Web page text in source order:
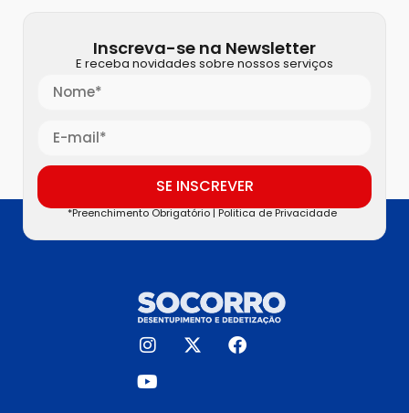
Inscreva-se na Newsletter
E receba novidades sobre nossos serviços
SE INSCREVER
*Preenchimento Obrigatório |Politica de Privacidade